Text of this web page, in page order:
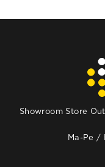
Showroom Store
Ma-Pe /